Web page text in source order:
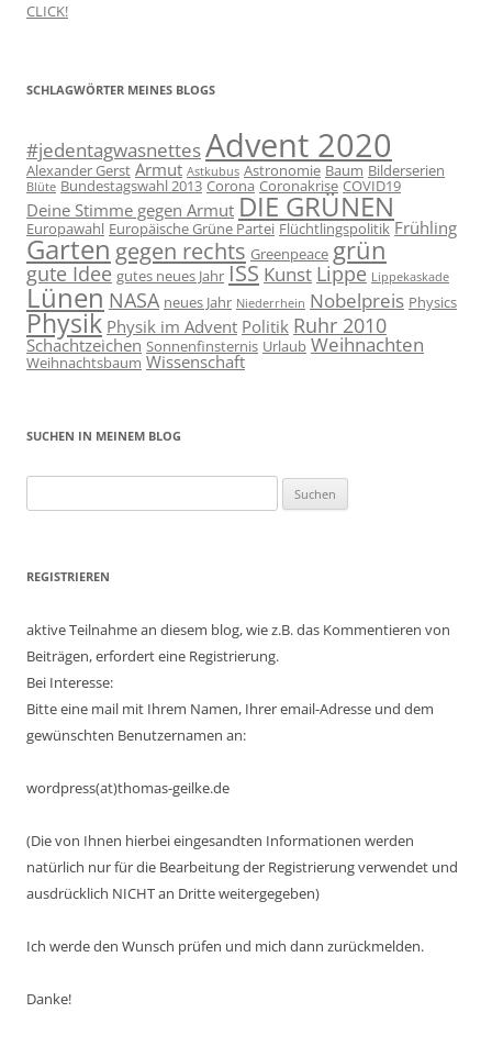
CLICK!
SCHLAGWÖRTER MEINES BLOGS
#jedentagwasnettesAdvent 2020
Alexander Gerst Armut Astkubus Astronomie Baum Bilderserien
Blüte Bundestagswahl 2013 Corona Coronakrise COVID19
Deine Stimme gegen Armut DIE GRÜNEN
Europawahl Europäische Grüne Partei Flüchtlingspolitik Frühling
Garten gegen rechts Greenpeace grün
gute Idee gutes neues Jahr ISS Kunst Lippe Lippekaskade
Lünen NASA neues Jahr Niederrhein Nobelpreis Physics
Physik Physik im Advent Politik Ruhr 2010
Schachtzeichen Sonnenfinsternis Urlaub Weihnachten
Weihnachtsbaum Wissenschaft
SUCHEN IN MEINEM BLOG
nach:
REGISTRIEREN
aktive Teilnahme an diesem blog, wie z.B. das Kommentieren von
Beiträgen, erfordert eine Registrierung.
Bei Interesse:
Bitte eine mail mit Ihrem Namen, Ihrer email-Adresse und dem
gewünschten Benutzernamen an:
wordpress(at)thomas-geilke.de
(Die von Ihnen hierbei eingesandten Informationen werden
natürlich nur für die Bearbeitung der Registrierung verwendet und
ausdrücklich NICHT an Dritte weitergegeben)
Ich werde den Wunsch prüfen und mich dann zurückmelden.
Danke!